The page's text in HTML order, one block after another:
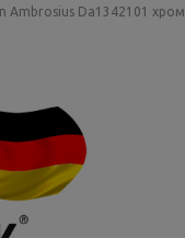
Ambrosius Da1342101 хром